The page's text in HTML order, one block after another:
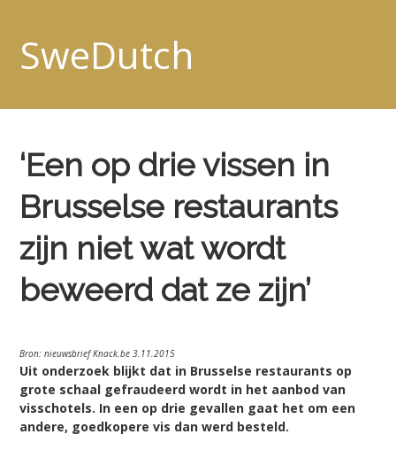
SweDutch
‘Een op drie vissen in
Brusselse restaurants
zijn niet wat wordt
beweerd dat ze zijn’
Bron: nieuwsbrief Knack.be 3.11.2015
Uit onderzoek blijkt dat in Brusselse restaurants op
grote schaal gefraudeerd wordt in het aanbod van
visschotels. In een op drie gevallen gaat het om een
andere, goedkopere vis dan werd besteld.